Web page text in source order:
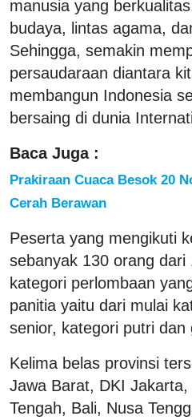
manusia yang
budaya, lintas agama,
Sehingga, semakin
persaudaraan diantara
membangun Indonesia
bersaing di dunia
Baca Juga :
Prakiraan Cuaca Besok 20
Cerah Berawan
Peserta yang mengikuti
sebanyak 130 orang dari
kategori perlombaan
panitia yaitu dari mulai
senior, kategori putri dan
Kelima belas provinsi
Jawa Barat, DKI
Tengah, Bali, Nusa